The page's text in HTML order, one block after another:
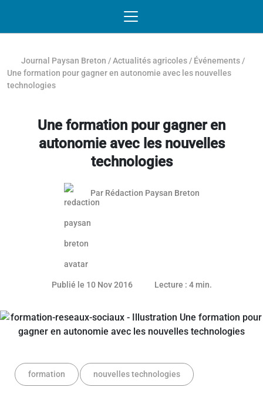
Journal Paysan Breton /Actualités agricoles / Événements /
Une formation pour gagner en autonomie avec les nouvelles
technologies
Une formation pour gagner en
autonomie avec les nouvelles
technologies
Par Rédaction Paysan Breton
Publié le 10 Nov 2016 Lecture : 4 min.
formation nouvelles technologies